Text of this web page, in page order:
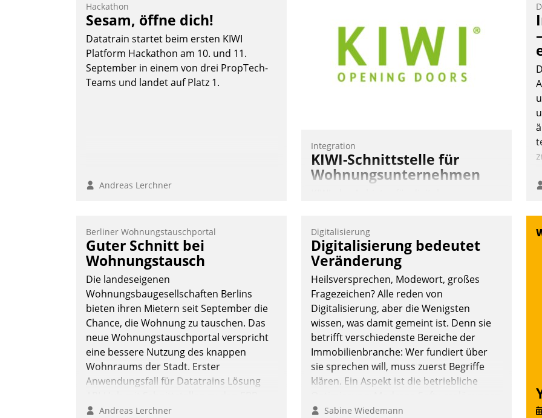
Heizungs- und Wasserverbrauch gehen
automatisiert, vollständig und auf
Wunsch über mehrere zuvor festgelegte
Kommunikationswege bei den
Empfängern ein.
Hackathon
Sesam, öffne dich!
Datatrain startet beim ersten KIWI
Platform Hackathon am 10. und 11.
September in einem von drei PropTech-
Teams und landet auf Platz 1.
Andreas Lerchner
Integration
KIWI-Schnittstelle für
Wohnungsunternehmen
Softwareentwicklungshaus Datatrain.
Andreas Lerchner
Berliner Wohnungstauschportal
Guter Schnitt bei
Wohnungstausch
Die landeseigenen
Wohnungsbaugesellschaften Berlins
bieten ihren Mietern seit September die
Chance, die Wohnung zu tauschen. Das
neue Wohnungstauschportal verspricht
eine bessere Nutzung des knappen
Wohnraums der Stadt. Erster
Anwendungsfall für Datatrains Lösung
Systemen der Unternehmen.
Andreas Lerchner
Digitalisierung
Digitalisierung bedeutet
Veränderung
Heilsversprechen, Modewort, großes
Fragezeichen? Alle reden von
Digitalisierung, aber die Wenigsten
wissen, was damit gemeint ist. Denn sie
betrifft verschiedenste Bereiche der
Immobilienbranche: Wer fundiert über
sie sprechen will, muss zuerst Begriffe
klären. Ein Aspekt ist die betriebliche
ermöglichen große Einsparungen durch
Sabine Wiedemann